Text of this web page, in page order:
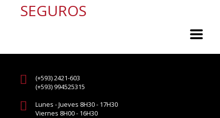
(+593) 2421-603
(+593) 994525315
Lunes - Jueves 8H30 - 17H30
Viernes 8H00 - 16H30